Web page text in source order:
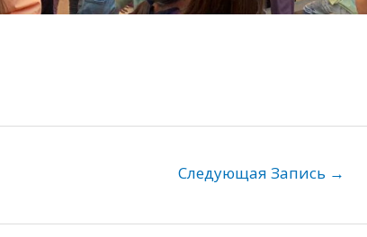
Следующая Запись →